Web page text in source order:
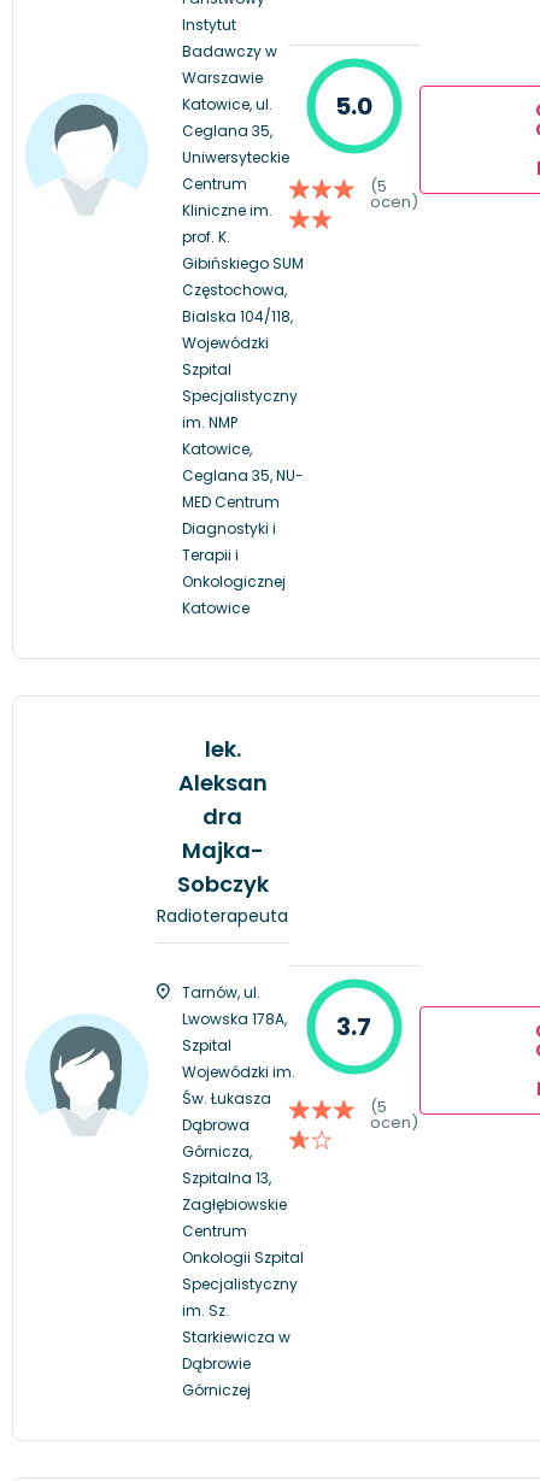
Instytut
Badawczy w
Warszawie
Katowice, ul.
Ceglana 35,
Uniwersyteckie
Centrum
Kliniczne im.
prof. K.
Gibińskiego SUM
Częstochowa,
Bialska 104/118,
Wojewódzki
Szpital
Specjalistyczny
im. NMP
Katowice,
Ceglana 35, NU-
MED Centrum
Diagnostyki i
Terapii i
Onkologicznej
Katowice
5.0
(5
ocen)
lek.
Aleksan
dra
Majka-
Sobczyk
Radioterapeuta
Tarnów, ul.
Lwowska 178A,
Szpital
Wojewódzki im.
Św. Łukasza
Dąbrowa
Górnicza,
Szpitalna 13,
Zagłębiowskie
Centrum
Onkologii Szpital
Specjalistyczny
im. Sz.
Starkiewicza w
Dąbrowie
Górniczej
3.7
(5
ocen)